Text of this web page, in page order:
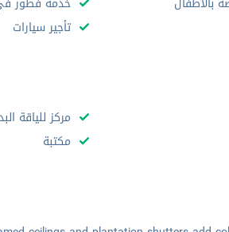
تأجير سيارات
مركز للياقة
مكتبة